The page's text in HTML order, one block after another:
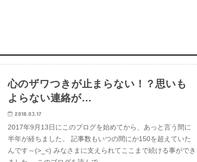
心のザワつきが止まらない！？思いも
よらない連絡が…
2018.03.17
2017年9月13日にこのブログを始めてから、あっと言う間に
半年が経ちました。 記事数もいつの間にか150を超えていた
んです～(>_<) みなさまに支えられてここまで続ける事ができ